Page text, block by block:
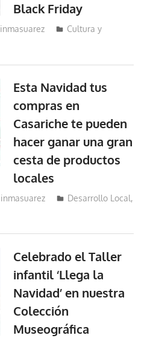
Black Friday
inmasuarez
Cultura y
Esta Navidad tus
compras en
Casariche te pueden
hacer ganar una gran
cesta de productos
locales
inmasuarez Desarrollo Local,
Celebrado el Taller
infantil ‘Llega la
Navidad’ en nuestra
Colección
Museográfica